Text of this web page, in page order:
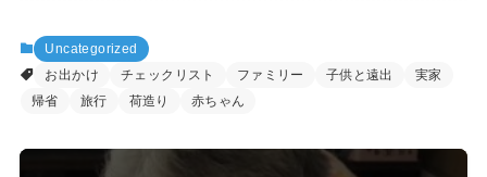
Uncategorized
お出かけ
チェックリスト ファミリー 子供と遠出
実家
帰省
旅行 荷造り 赤ちゃん